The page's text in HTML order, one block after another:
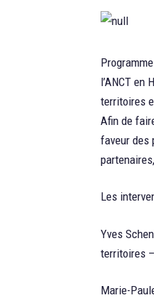
l’ANCT en
territoires
Afin de
faveur des
Les
Yves
territoires
Marie-